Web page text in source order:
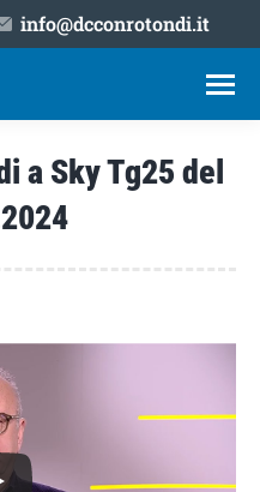
info@dcconrotondi.it
a Sky Tg25 del